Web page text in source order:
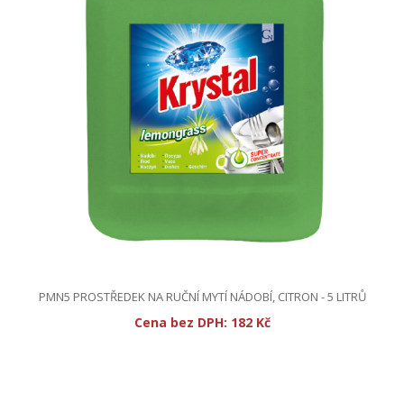
PMN5 PROSTŘEDEK NA RUČNÍ MYTÍ NÁDOBÍ, CITRON - 5 LITRŮ
Cena bez DPH: 182 Kč